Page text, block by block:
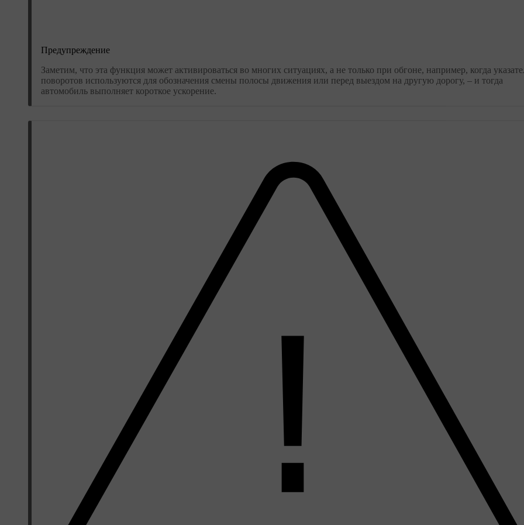
Предупреждение
Заметим, что эта функция может активироваться во многих ситуациях, а не только при обгоне, например, когда
поворотов используются для обозначения смены полосы движения или перед выездом на другую дорогу, – и тогда
автомобиль выполняет короткое ускорение.